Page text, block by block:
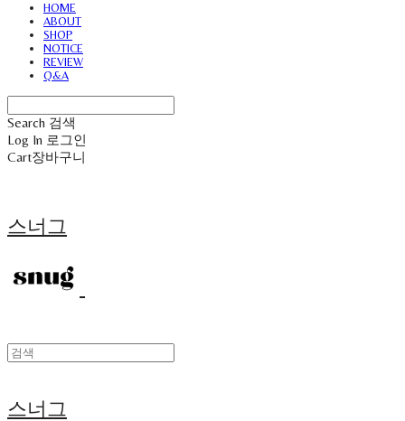
HOME
ABOUT
SHOP
NOTICE
REVIEW
Q&A
Search 검색
Log In 로그인
Cart장바구니
스너그
스너그